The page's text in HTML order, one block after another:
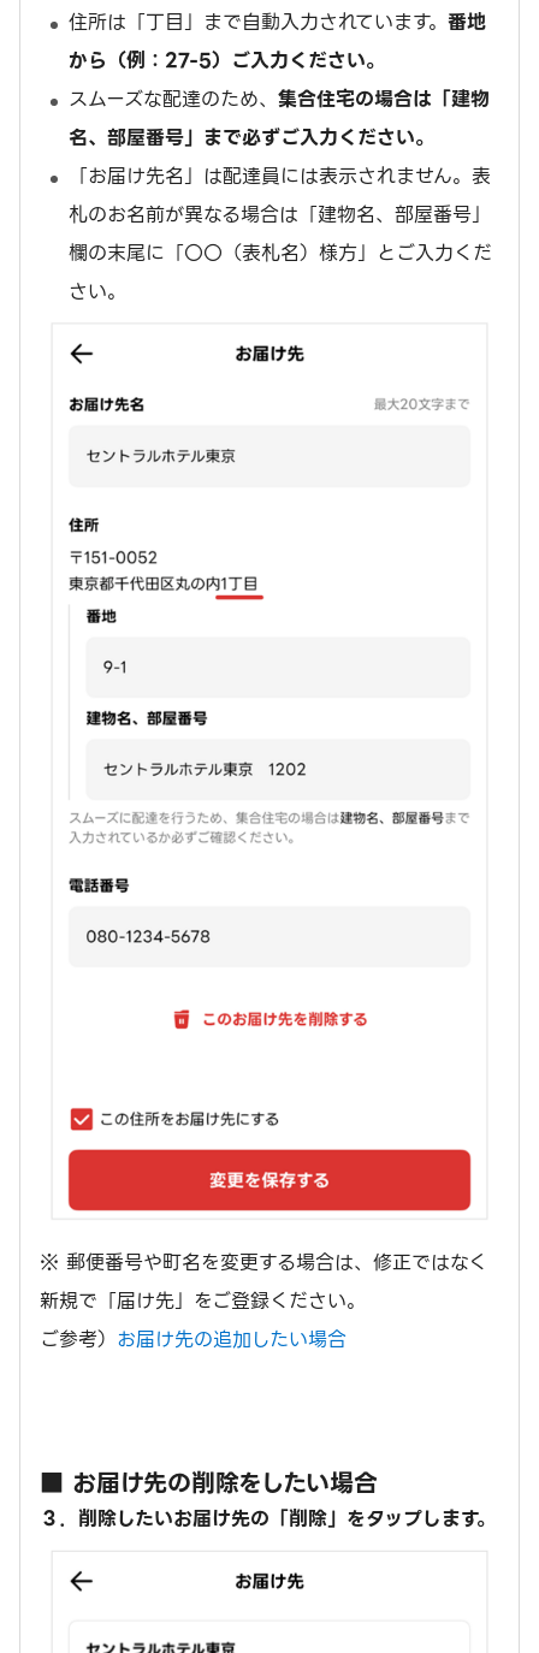
住所は「丁目」まで自動入力されています。 番地
から（例：27-5）ご入力ください。
スムーズな配達のため、 集合住宅の場合は「建物
名、部屋番号」まで必ずご入力ください。
「お届け先名」は配達員には表示されません。表
札のお名前が異なる場合は「建物名、部屋番号」
欄の末尾に「〇〇（表札名）様方」とご入力くだ
さい。
※ 郵便番号や町名を変更する場合は、修正ではなく
新規で「届け先」をご登録ください。
ご参考） お届け先の追加したい場合
■ お届け先の削除をしたい場合
３．削除したいお届け先の「削除」をタップします。